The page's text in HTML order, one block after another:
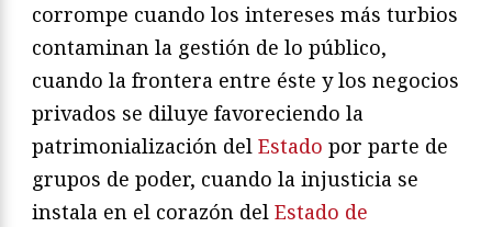
corrompe cuando los intereses más turbios
contaminan la gestión de lo público,
cuando la frontera entre éste y los negocios
privados se diluye favoreciendo la
patrimonialización del Estado por parte de
grupos de poder, cuando la injusticia se
instala en el corazón del Estado de